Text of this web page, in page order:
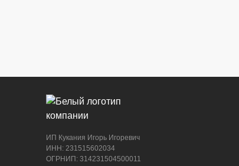
рынок (напротив павильона с
8 (964) 914-44-74
ИП Кукания Игорь Игоревич
ИНН: 231515602034
ОГРНИП: 314231504500011